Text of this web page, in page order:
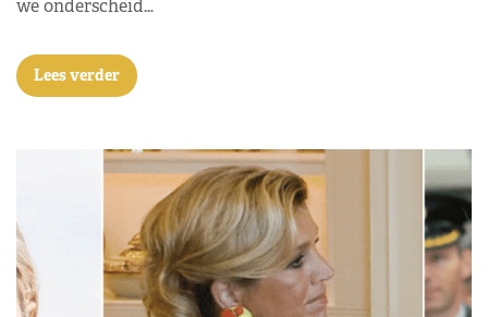
we onderscheid…
Lees verder